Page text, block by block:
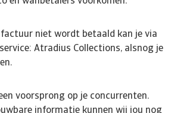
factuur niet wordt betaald kan je via
Atradius Collections, alsnog je
voorsprong op je concurrenten.
informatie kunnen wij jou nog